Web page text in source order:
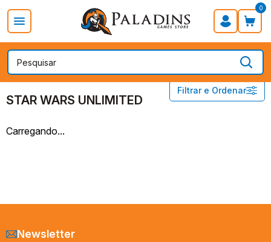
0
PROMOÇÃO DIA DOS PAIS Board Games Card Games
Filtrar e Ordenar
STAR WARS - CARD GAME
STAR WARS UNLIMITED
Acessórios
STAR WARS UNLIMITED
Carregando...
Newsletter